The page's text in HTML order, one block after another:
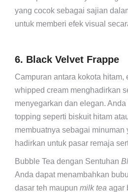
yang cocok sebagai sajian
untuk memberi efek visual
6. Black Velvet Frappe
Campuran antara kokota hitam,
whipped cream menghadirkan
menyegarkan dan elegan.
topping seperti biskuit hitam
membuatnya sebagai minuman
hadirkan untuk pasar remaja
Bubble Tea dengan Sentuhan
Anda dapat menambahkan
dasar teh maupun milk tea agar